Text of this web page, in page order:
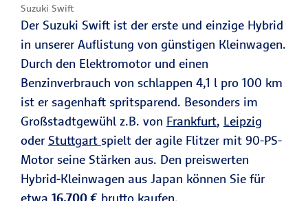
Suzuki Swift
Der Suzuki Swift ist der erste und einzige Hybrid
in unserer Auflistung von günstigen Kleinwagen.
Durch den Elektromotor und einen
Benzinverbrauch von schlappen 4,1 l pro 100 km
ist er sagenhaft spritsparend. Besonders im
Großstadtgewühl z.B. von Frankfurt, Leipzig
oder Stuttgart spielt der agile Flitzer mit 90-PS-
Motor seine Stärken aus. Den preiswerten
Hybrid-Kleinwagen aus Japan können Sie für
etwa 16.700 € brutto kaufen.